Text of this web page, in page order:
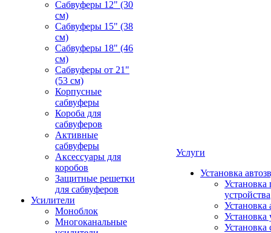
Сабвуферы 12" (30
см)
Сабвуферы 15" (38
см)
Сабвуферы 18" (46
см)
Сабвуферы от 21"
(53 см)
Корпусные
сабвуферы
Короба для
сабвуферов
Активные
сабвуферы
Аксессуары для
коробов
Защитные решетки
для сабвуферов
Усилители
Моноблок
Многоканальные
Услуги
Установка
Установка
устройства
Установка
Установка
Установка